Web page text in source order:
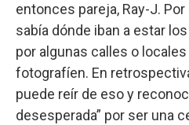
entonces pareja, Ray-J.
sabía dónde iban a estar
por algunas calles o
fotografíen. En
puede reír de eso y
desesperada” por ser una